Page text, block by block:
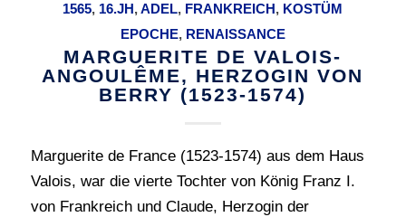
1565, 16.JH,ADEL, FRANKREICH, KOSTÜM
EPOCHE, RENAISSANCE
MARGUERITE DE VALOIS-
ANGOULÊME, HERZOGIN VON
BERRY (1523-1574)
Marguerite de France (1523-1574) aus dem Haus
Valois, war die vierte Tochter von König Franz I.
von Frankreich und Claude, Herzogin der